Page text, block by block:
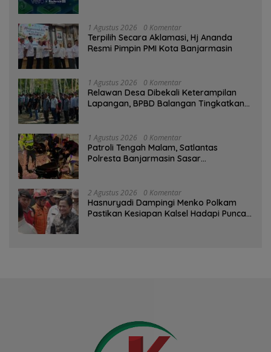
1 Agustus 2026 0 Komentar
‎Terpilih Secara Aklamasi, Hj Ananda
Resmi Pimpin PMI Kota Banjarmasin
1 Agustus 2026 0 Komentar
Relawan Desa Dibekali Keterampilan
Lapangan, BPBD Balangan Tingkatkan
1 Agustus 2026 0 Komentar
Patroli Tengah Malam, Satlantas
Polresta Banjarmasin Sasar
2 Agustus 2026 0 Komentar
Hasnuryadi Dampingi Menko Polkam
Pastikan Kesiapan Kalsel Hadapi Puncak